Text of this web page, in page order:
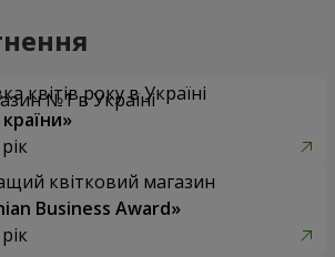
квітів року в Україні
квітковий магазин
Business Award»